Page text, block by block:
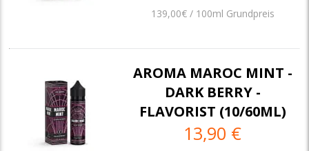
139,00€ / 100ml Grundpreis
AROMA MAROC MINT -
DARK BERRY -
FLAVORIST (10/60ML)
13,90 €